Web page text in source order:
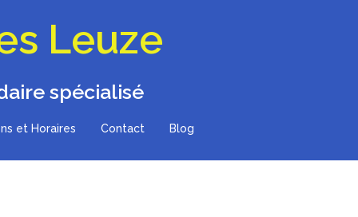
Leuze
spécialisé
et Horaires Contact Blog